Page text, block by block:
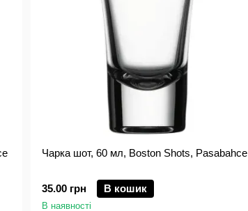
Чарка шот, 60 мл, Boston Shots, Pasabahce
35.00 грн В кошик
В наявності